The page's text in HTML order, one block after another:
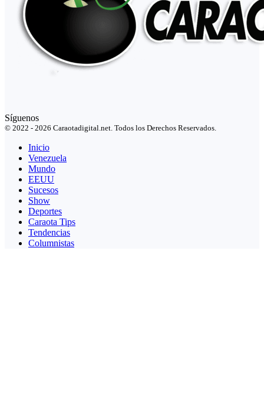
Síguenos
© 2022 - 2026 Caraotadigital.net. Todos los Derechos Reservados.
Inicio
Venezuela
Mundo
EEUU
Sucesos
Show
Deportes
Caraota Tips
Tendencias
Columnistas